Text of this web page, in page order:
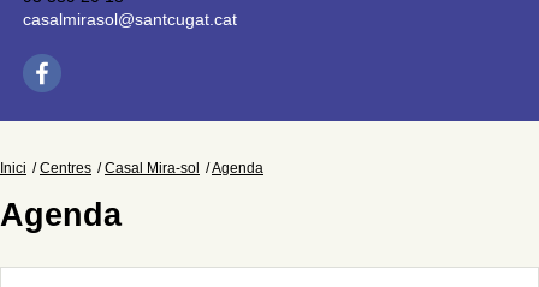
casalmirasol@santcugat.cat
Inici Centres Casal Mira-sol Agenda
Agenda